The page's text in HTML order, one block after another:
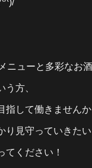
ューと多彩なお
方、
指して働きませんか
見守っていきたい
ください！